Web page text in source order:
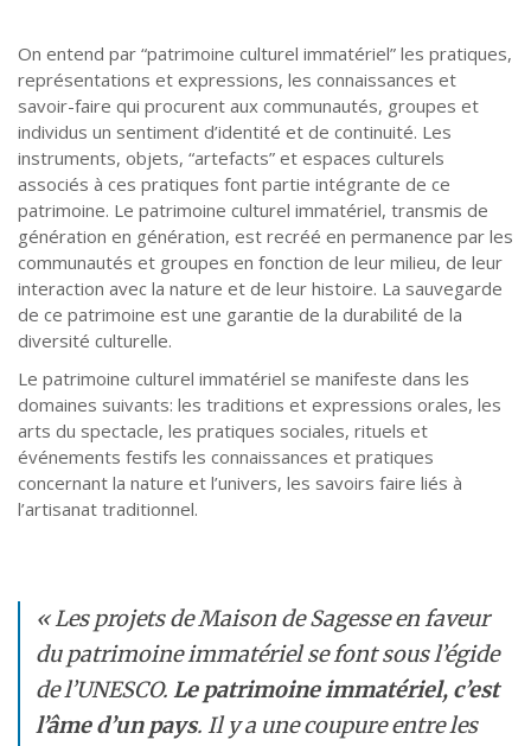
On entend par “patrimoine culturel immatériel” les pratiques,
représentations et expressions, les connaissances et
savoir-faire qui procurent aux communautés, groupes et
individus un sentiment d’identité et de continuité. Les
instruments, objets, “artefacts” et espaces culturels
associés à ces pratiques font partie intégrante de ce
patrimoine. Le patrimoine culturel immatériel, transmis de
génération en génération, est recréé en permanence par les
communautés et groupes en fonction de leur milieu, de leur
interaction avec la nature et de leur histoire. La sauvegarde
de ce patrimoine est une garantie de la durabilité de la
diversité culturelle.
Le patrimoine culturel immatériel se manifeste dans les
domaines suivants: les traditions et expressions orales, les
arts du spectacle, les pratiques sociales, rituels et
événements festifs les connaissances et pratiques
concernant la nature et l’univers, les savoirs faire liés à
l’artisanat traditionnel.
« Les projets de Maison de Sagesse en faveur
du patrimoine immatériel se font sous l’égide
de l’UNESCO. Le patrimoine immatériel, c’est
l’âme d’un pays. Il y a une coupure entre les